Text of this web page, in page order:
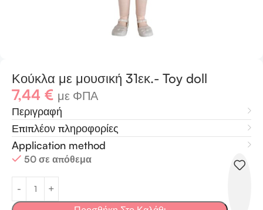
Κούκλα με μουσική 31εκ.- Toy doll
7,44 € με ΦΠΑ
Περιγραφή
Επιπλέον πληροφορίες
Application method
50 σε απόθεμα